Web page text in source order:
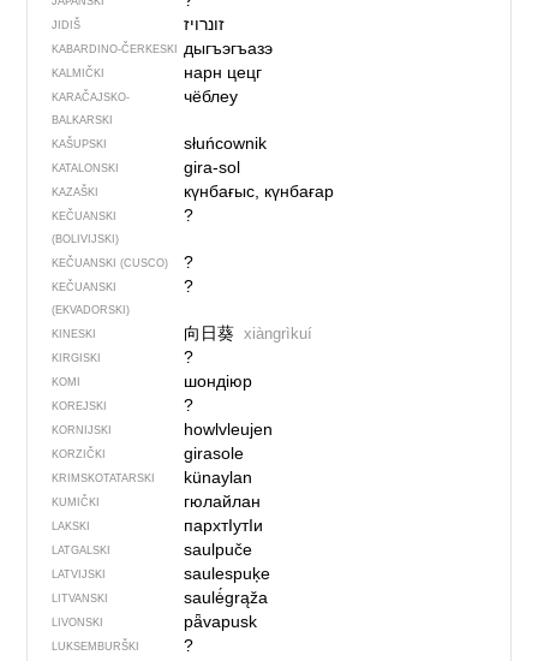
JIDIŠ זונרויז
KABARDINO-ČERKESKI дыгъэгъазэ
KALMIČKI нарн цецг
KARAČAJSKO-
BALKARSKI
чёблеу
KAŠUPSKI słuńcownik
KATALONSKI gira-sol
KAZAŠKI күнбағыс, күнбағар
KEČUANSKI
(BOLIVIJSKI)
?
KEČUANSKI (CUSCO) ?
KEČUANSKI
(EKVADORSKI)
?
KINESKI 向日葵 xiàngrìkuí
KIRGISKI ?
KOMI шондіюр
KOREJSKI ?
KORNIJSKI howlvleujen
KORZIČKI girasole
KRIMSKOTATARSKI künaylan
KUMIČKI гюлайлан
LAKSKI пархтIутIи
LATGALSKI saulpuče
LATVIJSKI saulespuķe
LITVANSKI saulė́grąža
LIVONSKI pǟvapusk
LUKSEMBURŠKI ?